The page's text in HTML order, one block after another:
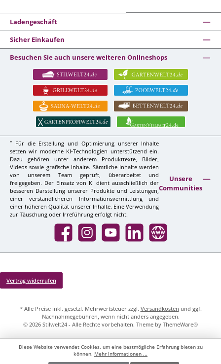
Ladengeschäft
Sicher Einkaufen
Besuchen Sie auch unsere weiteren Onlineshops
*
Für die Erstellung und Optimierung unserer Inhalte
setzen wir moderne KI-Technologien unterstützend ein.
Dazu gehören unter anderem Produkttexte, Bilder,
Videos sowie grafische Inhalte. Sämtliche Inhalte werden
von unserem Team geprüft, überarbeitet und
freigegeben. Der Einsatz von KI dient ausschließlich der
besseren Darstellung unserer Produkte und Leistungen,
einer verständlicheren Informationsvermittlung und
einer höheren Qualität unserer Inhalte. Eine Verwendung
zur Täuschung oder Irreführung erfolgt nicht.
Unsere
Communities
Facebook InstagramYouTube LinkedIn Website
Vertrag widerrufen
* Alle Preise inkl. gesetzl. Mehrwertsteuer zzgl. Versandkosten und ggf.
Nachnahmegebühren, wenn nicht anders angegeben.
© 2026 Stilwelt24 - Alle Rechte vorbehalten. Theme by ThemeWare®
Diese Website verwendet Cookies, um eine bestmögliche Erfahrung bieten zu
können. Mehr Informationen ...